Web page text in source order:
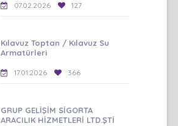
07.02.2026 127
Kılavuz Toptan / Kılavuz Su
Armatürleri
17.01.2026 366
GRUP GELİŞİM SİGORTA
ARACILIK HİZMETLERİ LTD.ŞTİ